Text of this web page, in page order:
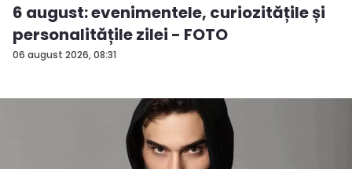
06 august 2026, 08:31
6 august: evenimentele, curiozitățile și
personalitățile zilei - FOTO